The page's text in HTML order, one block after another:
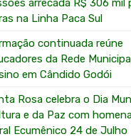
arrecada R$ 306 mil
na Linha Paca Sul
continuada reúne
da Rede
em Cândido Godói
Rosa celebra o Dia
e da Paz com
Ecumênico 24 de Julho